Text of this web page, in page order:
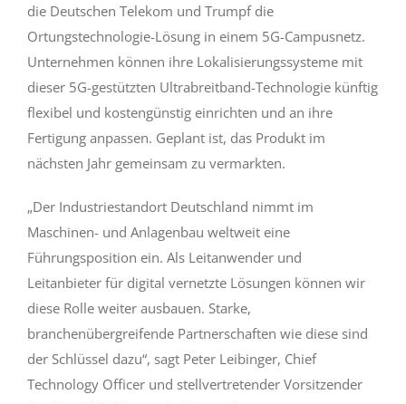
die Deutschen Telekom und Trumpf die
Ortungstechnologie-Lösung in einem 5G-Campusnetz.
Unternehmen können ihre Lokalisierungssysteme mit
dieser 5G-gestützten Ultrabreitband-Technologie künftig
flexibel und kostengünstig einrichten und an ihre
Fertigung anpassen. Geplant ist, das Produkt im
nächsten Jahr gemeinsam zu vermarkten.
„Der Industriestandort Deutschland nimmt im
Maschinen- und Anlagenbau weltweit eine
Führungsposition ein. Als Leitanwender und
Leitanbieter für digital vernetzte Lösungen können wir
diese Rolle weiter ausbauen. Starke,
branchenübergreifende Partnerschaften wie diese sind
der Schlüssel dazu“, sagt Peter Leibinger, Chief
Technology Officer und stellvertretender Vorsitzender